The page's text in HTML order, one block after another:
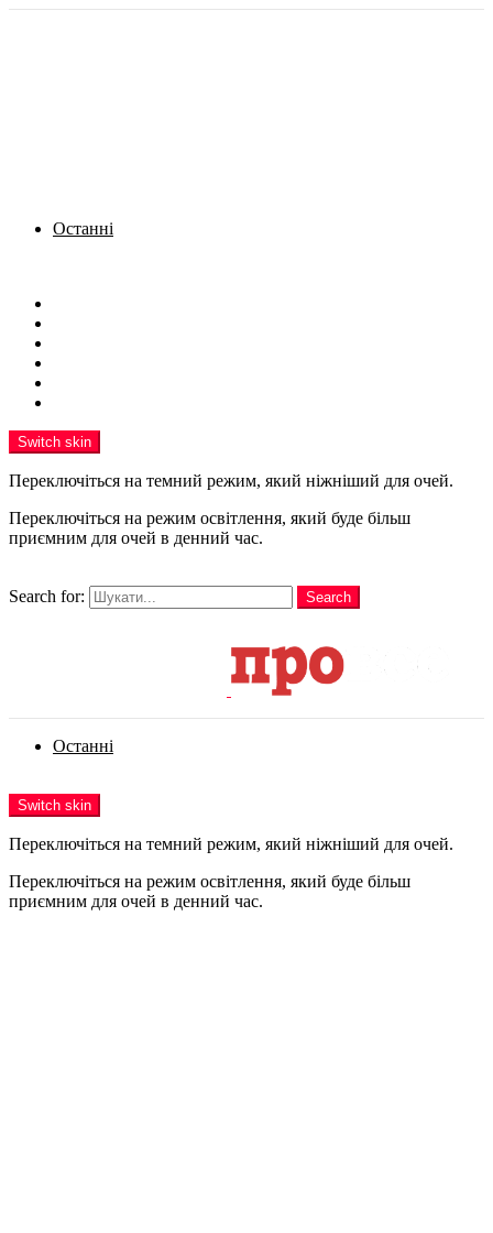
Останні
Switch skin
Переключіться на темний режим, який ніжніший для очей.
Переключіться на режим освітлення, який буде більш
приємним для очей в денний час.
Search for:
Search
Останні
Switch skin
Переключіться на темний режим, який ніжніший для очей.
Переключіться на режим освітлення, який буде більш
приємним для очей в денний час.